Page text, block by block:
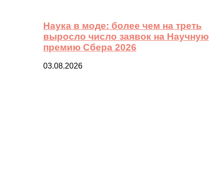
Наука в моде: более чем на треть
выросло число заявок на Научную
премию Сбера 2026
03.08.2026